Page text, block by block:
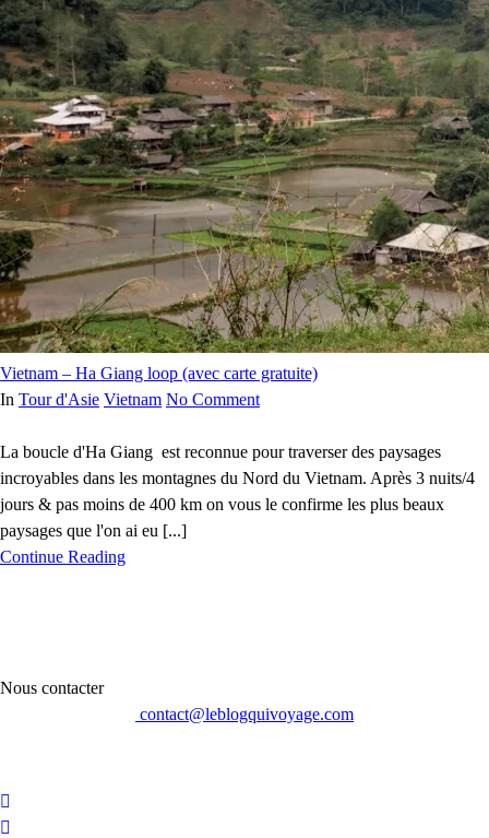
Vietnam – Ha Giang loop (avec carte gratuite)
In Tour d'Asie Vietnam No Comment
La boucle d'Ha Giang est reconnue pour traverser des paysages
incroyables dans les montagnes du Nord du Vietnam. Après 3 nuits/4
jours & pas moins de 400 km on vous le confirme les plus beaux
paysages que l'on ai eu [...]
Continue Reading
Nous contacter
contact@leblogquivoyage.com